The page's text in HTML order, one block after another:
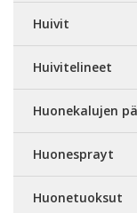
Huivit
Huivitelineet
Huonekalujen
Huonesprayt
Huonetuoksut